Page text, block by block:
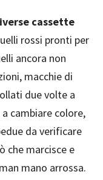
cassette
rossi pronti per
ancora non
macchie di
due volte a
cambiare colore,
da verificare
che marcisce e
mano arrossa.